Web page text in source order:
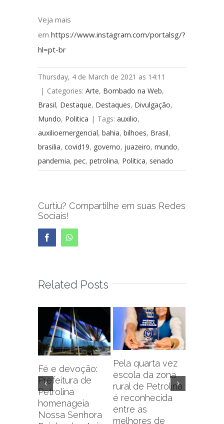
Veja mais
emhttps://www.instagram.com/portalsg/?
hl=pt-br
Thursday, 4 de March de 2021 as 14:11
| Categories:Arte, Bombado na Web,
Brasil, Destaque, Destaques, Divulgação,
Mundo, Politica | Tags:auxilio,
auxilioemergencial,bahia,bilhoes, Brasil,
brasilia,covid19, governo, juazeiro,mundo,
pandemia,pec,petrolina, Politica, senado
Curtiu? Compartilhe em suas Redes
Sociais!
Facebook
Related Posts
Fé e devoção:
Prefeitura de
Petrolina
homenageia
Nossa Senhora
Pela quarta vez
escola da zona
rural de Petrolina
é reconhecida
entre as
melhores de